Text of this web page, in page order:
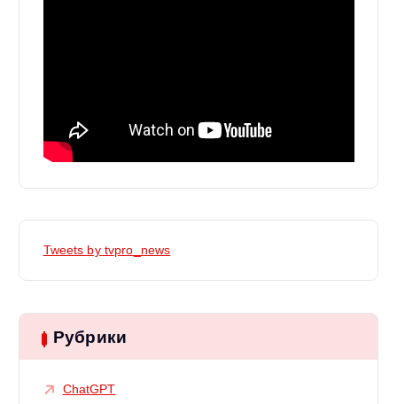
Tweets by tvpro_news
Рубрики
ChatGPT